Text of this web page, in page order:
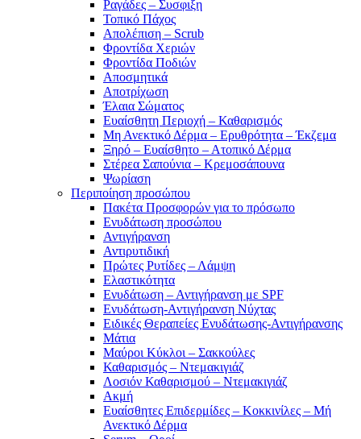
Ραγάδες – Συσφιξη
Τοπικό Πάχος
Απολέπιση – Scrub
Φροντίδα Χεριών
Φροντίδα Ποδιών
Αποσμητικά
Αποτρίχωση
Έλαια Σώματος
Ευαίσθητη Περιοχή – Καθαρισμός
Μη Ανεκτικό Δέρμα – Ερυθρότητα – Έκζεμα
Ξηρό – Ευαίσθητο – Ατοπικό Δέρμα
Στέρεα Σαπούνια – Κρεμοσάπουνα
Ψωρίαση
Περιποίηση προσώπου
Πακέτα Προσφορών για το πρόσωπο
Ενυδάτωση προσώπου
Αντιγήρανση
Αντιρυτιδική
Πρώτες Ρυτίδες – Λάμψη
Ελαστικότητα
Ενυδάτωση – Αντιγήρανση με SPF
Ενυδάτωση-Αντιγήρανση Νύχτας
Ειδικές Θεραπείες Ενυδάτωσης-Αντιγήρανσης
Μάτια
Μαύροι Κύκλοι – Σακκούλες
Καθαρισμός – Ντεμακιγιάζ
Λοσιόν Καθαρισμού – Ντεμακιγιάζ
Ακμή
Ευαίσθητες Επιδερμίδες – Κοκκινίλες – Μή
Ανεκτικό Δέρμα